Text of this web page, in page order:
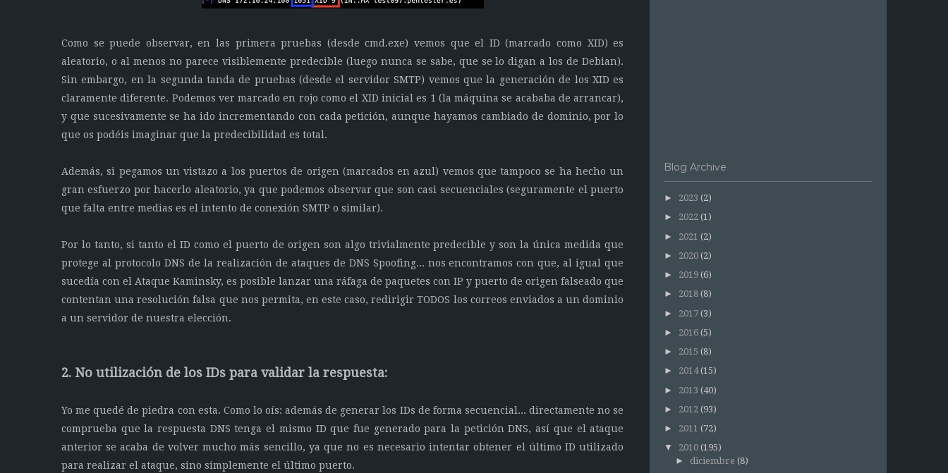
Como se puede observar, en las primera pruebas (desde cmd.exe) vemos que el ID (marcado como XID) es
aleatorio, o al menos no parece visiblemente predecible (luego nunca se sabe, que se lo digan a los de Debian).
Sin embargo, en la segunda tanda de pruebas (desde el servidor SMTP) vemos que la generación de los XID es
claramente diferente. Podemos ver marcado en rojo como el XID inicial es 1 (la máquina se acababa de arrancar),
y que sucesivamente se ha ido incrementando con cada petición, aunque hayamos cambiado de dominio, por lo
que os podéis imaginar que la predecibilidad es total.
Además, si pegamos un vistazo a los puertos de origen (marcados en azul) vemos que tampoco se ha hecho un
gran esfuerzo por hacerlo aleatorio, ya que podemos observar que son casi secuenciales (seguramente el puerto
que falta entre medias es el intento de conexión SMTP o similar).
Por lo tanto, si tanto el ID como el puerto de origen son algo trivialmente predecible y son la única medida que
protege al protocolo DNS de la realización de ataques de DNS Spoofing... nos encontramos con que, al igual que
sucedía con el Ataque Kaminsky, es posible lanzar una ráfaga de paquetes con IP y puerto de origen falseado que
contentan una resolución falsa que nos permita, en este caso, redirigir TODOS los correos enviados a un dominio
a un servidor de nuestra elección.
2. No utilización de los IDs para validar la respuesta:
Yo me quedé de piedra con esta. Como lo oís: además de generar los IDs de forma secuencial... directamente no se
comprueba que la respuesta DNS tenga el mismo ID que fue generado para la petición DNS, así que el ataque
anterior se acaba de volver mucho más sencillo, ya que no es necesario intentar obtener el último ID utilizado
para realizar el ataque, sino simplemente el último puerto.
Blog Archive
► 2023 (2)
► 2022 (1)
► 2021 (2)
► 2020 (2)
► 2019 (6)
► 2018 (8)
► 2017 (3)
► 2016 (5)
► 2015 (8)
► 2014 (15)
► 2013 (40)
► 2012 (93)
► 2011 (72)
▼
2010 (195)
► diciembre (8)